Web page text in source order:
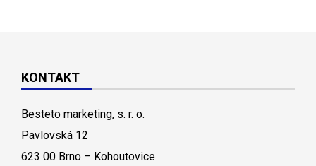
KONTAKT
Besteto marketing, s. r. o.
Pavlovská 12
623 00 Brno – Kohoutovice